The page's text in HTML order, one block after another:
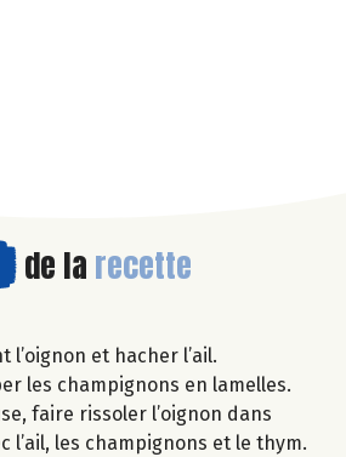
de la recette
l’oignon et hacher l’ail.
les champignons en lamelles.
faire rissoler l’oignon dans
l’ail, les champignons et le thym.